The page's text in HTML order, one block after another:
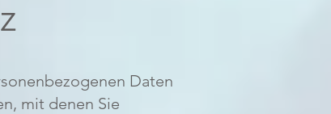
Daten
mit denen Sie